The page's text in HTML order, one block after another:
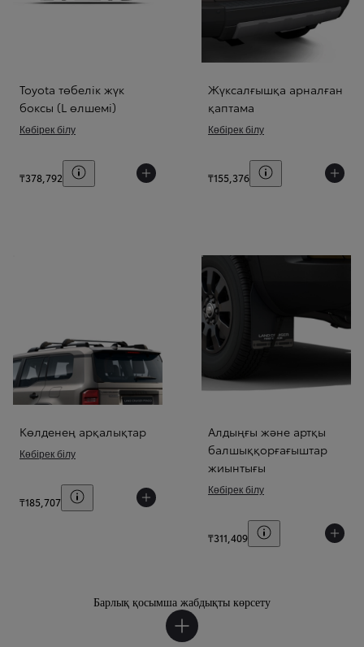
Toyota төбелік жүк
боксы (L өлшемі)
Көбірек білу
₸378,792
Баға шарттарын көрсету
Жүксалғышқа арналған
қаптама
Көбірек білу
₸155,376
Баға шарттарын
Көлденең арқалықтар
Көбірек білу
₸185,707
Баға шарттарын көрсету
Алдыңғы және артқы
балшыққорғағыштар
жиынтығы
Көбірек білу
₸311,409
Баға шарттарын
Барлық қосымша жабдықты көрсету